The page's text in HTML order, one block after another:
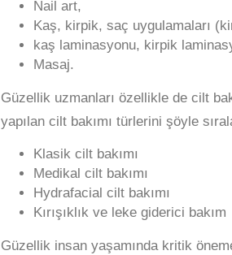
Nail art,
Kaş, kirpik, saç uygulamaları
kaş laminasyonu, kirpik
Masaj.
Güzellik uzmanları özellikle de cilt
yapılan cilt bakımı türlerini şöyle
Klasik cilt bakımı
Medikal cilt bakımı
Hydrafacial cilt bakımı
Kırışıklık ve leke giderici bakım
Güzellik insan yaşamında kritik